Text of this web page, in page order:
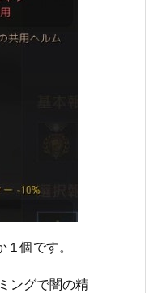
個です。
ングで闇の精